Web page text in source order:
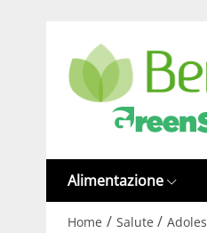
Alimentazione
Home / Salute /